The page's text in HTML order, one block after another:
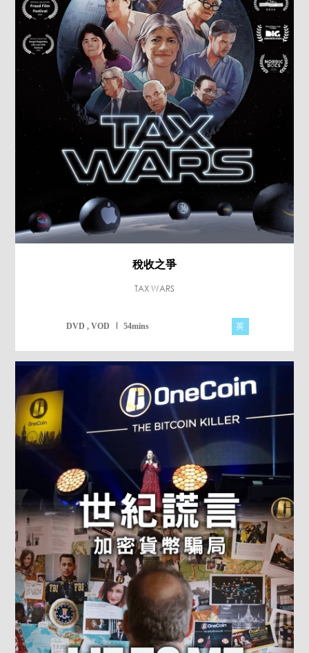
稅收之爭
TAX WARS
DVD , VOD 54mins 英